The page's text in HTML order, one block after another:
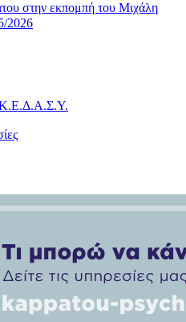
στην εκπομπή του Μιχάλη
2026
Κ.Ε.Δ.Α.Σ.Υ.